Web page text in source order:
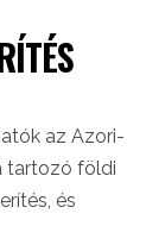
az Azori-
tartozó földi
és